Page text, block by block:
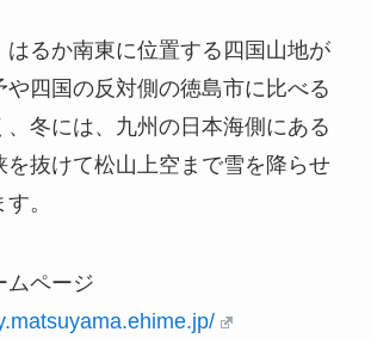
はるか南東に位置する四国山地が
や四国の反対側の徳島市に比べる
、冬には、九州の日本海側にある
を抜けて松山上空まで雪を降らせ
。
ムページ